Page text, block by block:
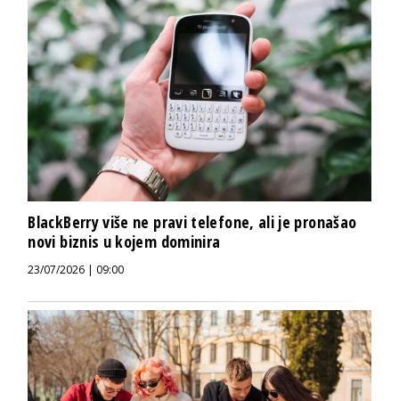
BlackBerry više ne pravi telefone, ali je pronašao
novi biznis u kojem dominira
23/07/2026 | 09:00